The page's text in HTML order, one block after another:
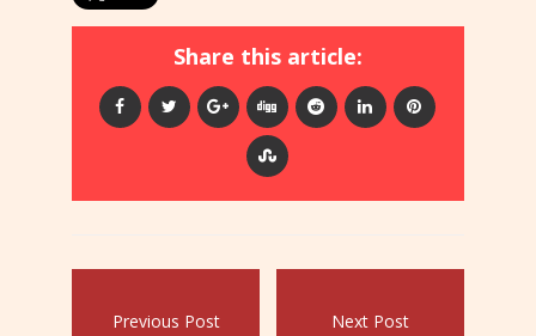
Share this article:
Previous Post Next Post